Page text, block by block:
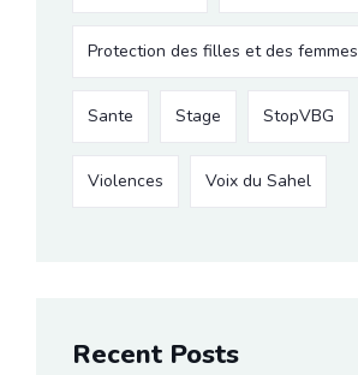
Protection des filles et des femmes
Sante Stage StopVBG
Violences Voix du Sahel
Recent Posts